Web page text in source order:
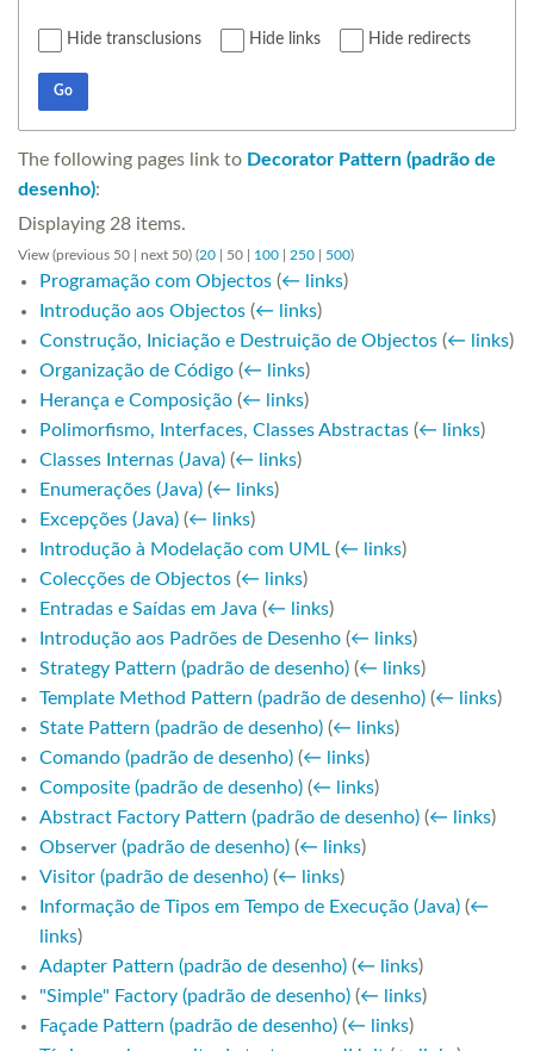
Hide transclusions Hide links Hide redirects
Go
The following pages link to Decorator Pattern (padrão de
desenho):
Displaying 28 items.
View (previous 50 next 50) (20 50 100 250 500)
Programação com Objectos (← links)
Introdução aos Objectos (← links)
Construção, Iniciação e Destruição de Objectos (← links)
Organização de Código (← links)
Herança e Composição (← links)
Polimorfismo, Interfaces, Classes Abstractas (← links)
Classes Internas (Java) (← links)
Enumerações (Java) (← links)
Excepções (Java) (← links)
Introdução à Modelação com UML (← links)
Colecções de Objectos (← links)
Entradas e Saídas em Java (← links)
Introdução aos Padrões de Desenho (← links)
Strategy Pattern (padrão de desenho) (← links)
Template Method Pattern (padrão de desenho) (← links)
State Pattern (padrão de desenho) (← links)
Comando (padrão de desenho) (← links)
Composite (padrão de desenho) (← links)
Abstract Factory Pattern (padrão de desenho) (← links)
Observer (padrão de desenho) (← links)
Visitor (padrão de desenho) (← links)
Informação de Tipos em Tempo de Execução (Java) (←
links)
Adapter Pattern (padrão de desenho) (← links)
"Simple" Factory (padrão de desenho) (← links)
Façade Pattern (padrão de desenho) (← links)